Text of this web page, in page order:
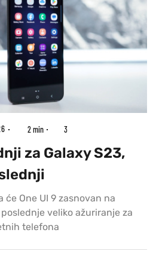
2 min 3
za Galaxy S23,
One UI 9 zasnovan na
veliko ažuriranje za
telefona